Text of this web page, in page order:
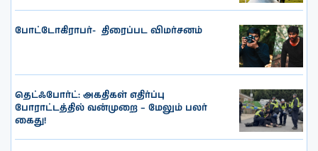
போட்டோகிராபர்- ‌ திரைப்பட விமர்சனம்
தெட்ஃபோர்ட்: அகதிகள் எதிர்ப்பு
போராட்டத்தில் வன்முறை – மேலும் பலர்
கைது!